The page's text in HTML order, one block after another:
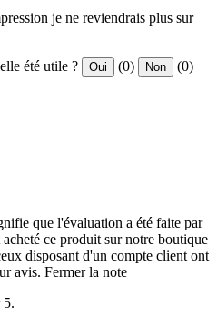
je ne reviendrais plus sur
été utile ? Oui (0) Non (0)
que l'évaluation a été faite par
ce produit sur notre boutique
disposant d'un compte client ont
avis. Fermer la note
5.